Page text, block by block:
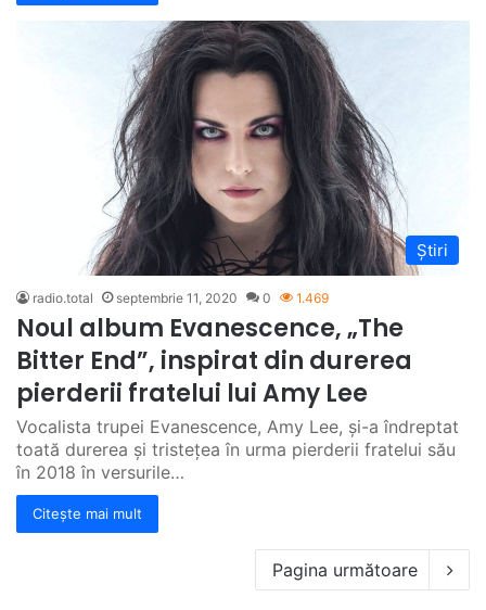
Știri
radio.total septembrie 11, 2020 0 1.469
Noul album Evanescence, „The
Bitter End”, inspirat din durerea
pierderii fratelui lui Amy Lee
Vocalista trupei Evanescence, Amy Lee, și-a îndreptat
toată durerea și tristețea în urma pierderii fratelui său
în 2018 în versurile…
Citește mai mult
Pagina următoare